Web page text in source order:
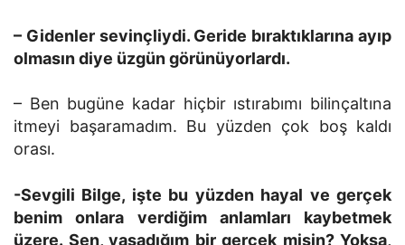
– Gidenler sevinçliydi. Geride bıraktıklarına ayıp
olmasın diye üzgün görünüyorlardı.
– Ben bugüne kadar hiçbir ıstırabımı bilinçaltına
itmeyi başaramadım. Bu yüzden çok boş kaldı
orası.
-Sevgili Bilge, işte bu yüzden hayal ve gerçek
benim onlara verdiğim anlamları kaybetmek
üzere. Sen, yaşadığım bir gerçek misin? Yoksa,